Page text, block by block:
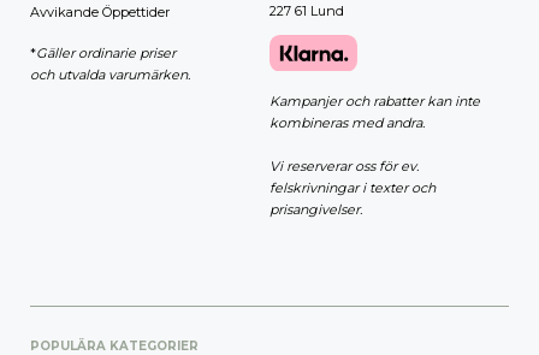
Avvikande Öppettider
*Gäller ordinarie priser
och utvalda varumärken.
227 61 Lund
Kampanjer och rabatter kan inte
kombineras med andra.
Vi reserverar oss för ev.
felskrivningar i texter och
prisangivelser.
POPULÄRA KATEGORIER